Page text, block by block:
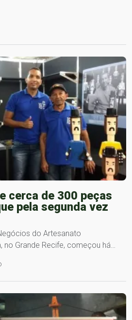
cerca de 300 peças
pela segunda vez
do Artesanato
no Grande Recife, começou há…